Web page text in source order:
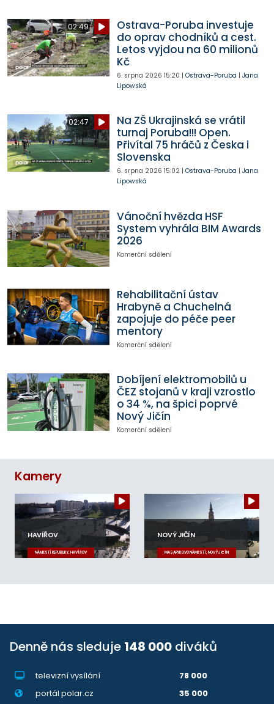
02:49
Ostrava-Poruba investuje
do oprav chodníků a cest.
Letos vyjdou na 60 milionů
Kč
6. srpna 2026 15:20 | Ostrava-Poruba | Jana
Lipowská
02:47
Na ZŠ Ukrajinská se vrátil
turnaj Poruba!!! Open.
Přivítal 75 hráčů z Česka i
Slovenska
6. srpna 2026 15:02| Ostrava-Poruba | Jana
Lipowská
Vánoční hvězda HSF
System vyhrála BIM Awards
2026
Komerční sdělení
Rehabilitační ústav
Hrabyně a Chuchelná
zapojuje do péče peer
mentory
Komerční sdělení
Dobíjení elektromobilů u
ČEZ stojanů v kraji vzrostlo
o 34 %, na špici poprvé
Nový Jičín
Komerční sdělení
Kamery
HAVÍŘOV
NÁMĚSTÍ REPUBLIKY, HAVÍŘOV
NOVÝ JIČÍN
MASARYKOVO NÁMĚSTÍ, NOVÝ JIČÍN
Denně nás sleduje 148 000 diváků
televizní vysílání
78 000
portál polar.cz
35 000